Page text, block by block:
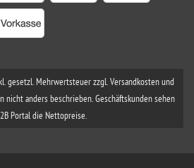
gesetzl. Mehrwertsteuer zzgl. Versandkosten und
nicht anders beschrieben. Geschäftskunden sehen
Portal die Nettopreise.